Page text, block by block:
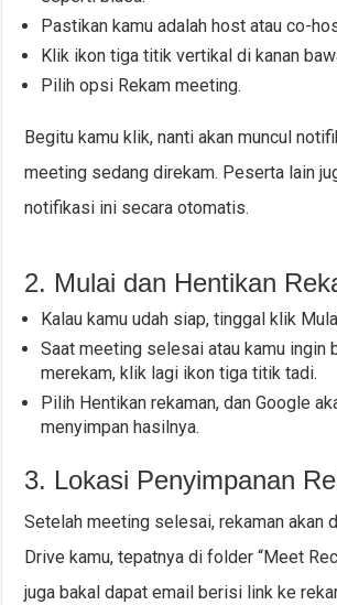
Pastikan kamu adalah host atau co-
Klik ikon tiga titik vertikal di kanan
Pilih opsi Rekam meeting.
Begitu kamu klik, nanti akan muncul
meeting sedang direkam. Peserta lain
notifikasi ini secara otomatis.
2. Mulai dan Hentikan
Kalau kamu udah siap, tinggal klik
Saat meeting selesai atau kamu ingin
merekam, klik lagi ikon tiga titik tadi.
Pilih Hentikan rekaman, dan Google
menyimpan hasilnya.
3. Lokasi Penyimpanan
Setelah meeting selesai, rekaman akan
Drive kamu, tepatnya di folder “Meet
juga bakal dapat email berisi link ke